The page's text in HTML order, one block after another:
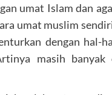
umat Islam dan
umat muslim
dengan
masih banyak